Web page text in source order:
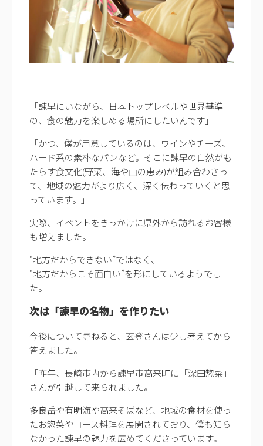
「諫早にいながら、日本トップレベルや世界基準
の、食の魅力を楽しめる場所にしたいんです」
「かつ、僕が用意しているのは、ワインやチーズ、
ハード系の素朴なパンなど。そこに諫早の自然がも
たらす食文化(野菜、海や山の恵み)が組み合わさっ
て、地域の魅力がより広く、深く伝わっていくと思
っています。」
実際、イベントをきっかけに県外から訪れるお客様
も増えました。
“地方だからできない”ではなく、
“地方だからこそ面白い”を形にしているようでし
た。
次は「諫早の名物」を作りたい
今後について尋ねると、玄登さんは少し考えてから
答えました。
「昨年、長崎市内から諫早市高来町に「深田惣菜」
さんが引越して来られました。
多良岳や有明海や高来そばなど、地域の食材を使っ
たお惣菜やコース料理を展開されており、僕も知ら
なかった諫早の魅力を広めてくださっています。